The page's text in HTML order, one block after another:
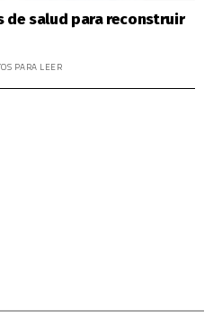
de salud para reconstruir
PARA LEER